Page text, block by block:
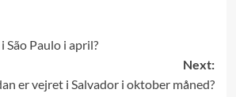
São Paulo i april?
Next:
er vejret i Salvador i oktober måned?